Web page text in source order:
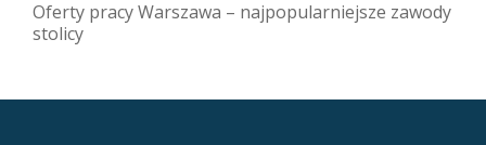
Oferty pracy Warszawa – najpopularniejsze zawody
stolicy